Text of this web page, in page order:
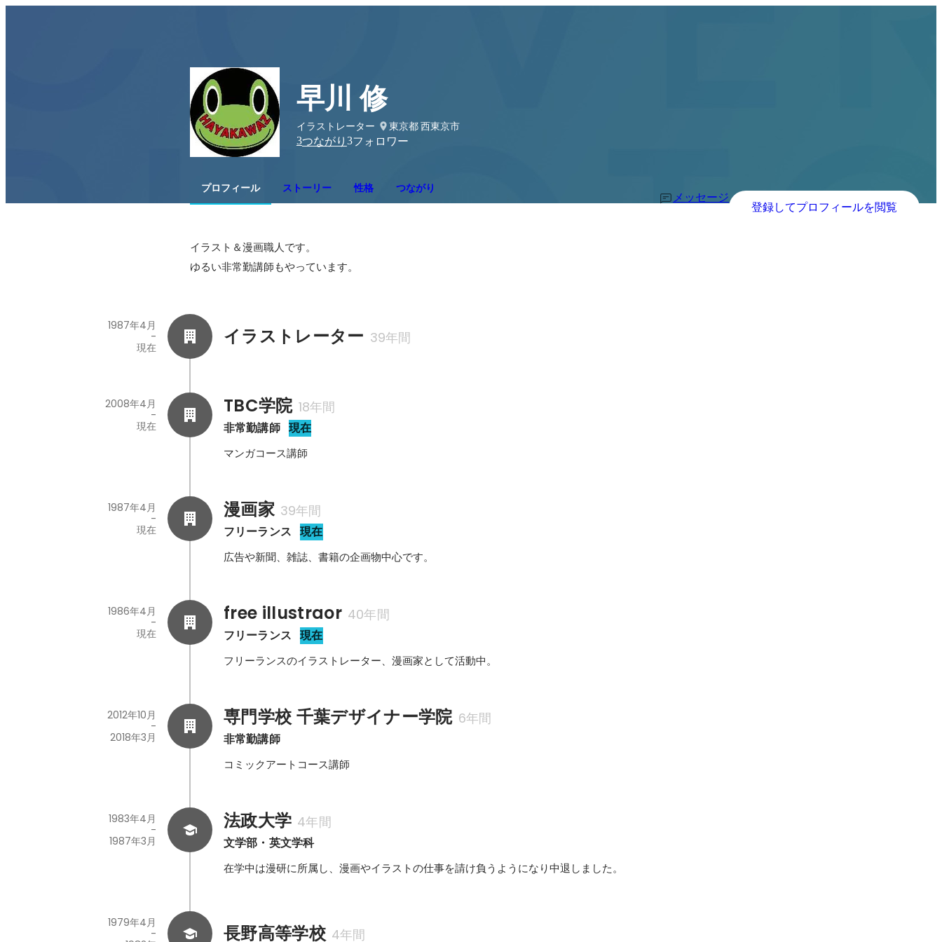
早川 修
イラストレーター
東京都 西東京市
3つながり 3フォロワー
プロフィール ストーリー 性格 つながり
メッセージ
登録してプロフィールを閲覧
イラスト＆漫画職人です。
ゆるい非常勤講師もやっています。
イラストレーター 39年間
1987年4月
-
現在
TBC学院 18年間
非常勤講師 現在
2008年4月
-
現在
マンガコース講師
漫画家 39年間
フリーランス 現在
1987年4月
-
現在
広告や新聞、雑誌、書籍の企画物中心です。
free illustraor 40年間
フリーランス 現在
1986年4月
-
現在
フリーランスのイラストレーター、漫画家として活動中。
専門学校 千葉デザイナー学院 6年間
非常勤講師
2012年10月
-
2018年3月
コミックアートコース講師
法政大学 4年間
文学部・英文学科
1983年4月
-
1987年3月
在学中は漫研に所属し、漫画やイラストの仕事を請け負うようになり中退しました。
長野高等学校 4年間
1979年4月
-